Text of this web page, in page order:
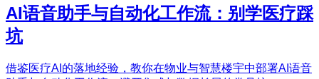
AI语音助手与自动化工作流：别学医疗踩
坑
借鉴医疗AI的落地经验，教你在物业与智慧楼宇中部署AI语音